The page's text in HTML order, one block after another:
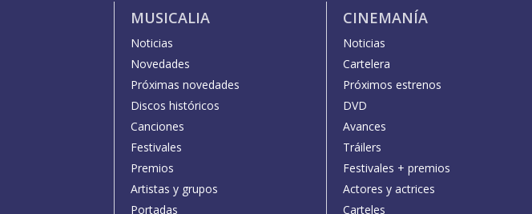
MUSICALIA
Noticias
Novedades
Próximas novedades
Discos históricos
Canciones
Festivales
Premios
Artistas y grupos
Portadas
CINEMANÍA
Noticias
Cartelera
Próximos estrenos
DVD
Avances
Tráilers
Festivales + premios
Actores y actrices
Carteles